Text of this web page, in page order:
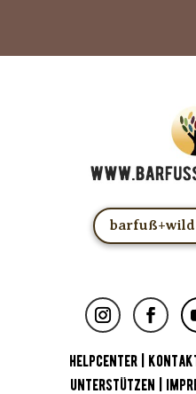
HELPCENTER|
UNTERSTÜTZEN